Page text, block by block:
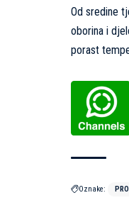
Od sredine
oborina i
porast
Oznake: